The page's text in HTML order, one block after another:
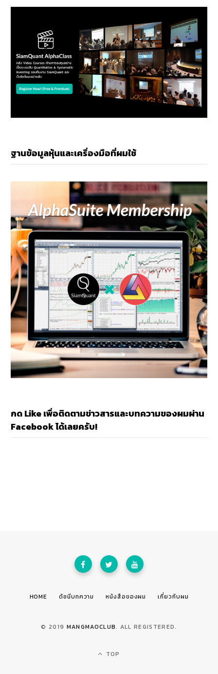
ฐานข้อมูลหุ้นและเครื่องมือที่ผมใช้
กด Like เพื่อติดตามข่าวสารและบทความของผมผ่าน
Facebook ได้เลยครับ!
HOME ดัชนีบทความ หนังสือของผม เกี่ยวกับผม
© 2019 MANGMAOCLUB. ALL REGISTERED.
TOP